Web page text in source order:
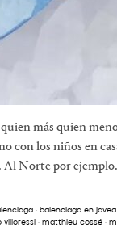
más quien
con los niños en
Al Norte por
· balenciaga en javea
villoressi· matthieu cossé·